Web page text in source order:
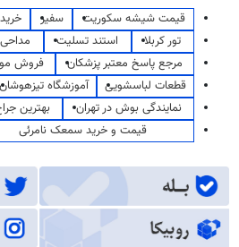
قیمت شیشه سکوریت سفیر
تور کربلا
استند تسلیت
مرجع پاسخ معتبر پزشکان
فروش
قطعات لباسشویی
آموزشگاه تیزهوشان
نمایندگی بوش در تهران
بهترین
قیمت و خرید سمعک نامرئی